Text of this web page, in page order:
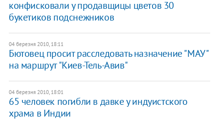
конфисковали у продавщицы цветов 30
букетиков подснежников
04 березня 2010, 18:11
Бютовец просит расследовать назначение "МАУ"
на маршрут "Киев-Тель-Авив"
04 березня 2010, 18:01
65 человек погибли в давке у индуистского
храма в Индии